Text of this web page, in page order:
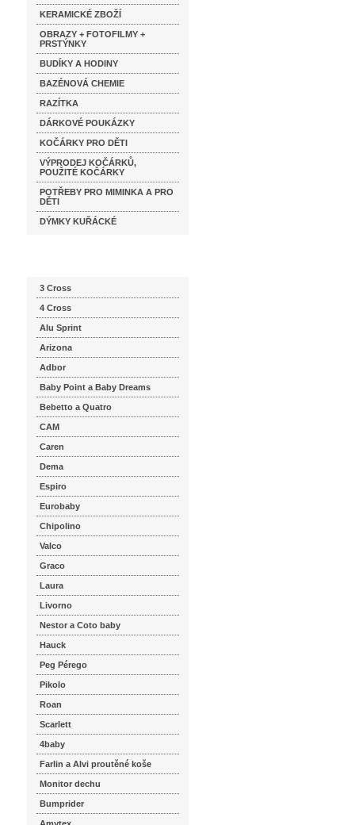
KERAMICKÉ ZBOŽÍ
OBRAZY + FOTOFILMY +
PRSTÝNKY
BUDÍKY A HODINY
BAZÉNOVÁ CHEMIE
RAZÍTKA
DÁRKOVÉ POUKÁZKY
KOČÁRKY PRO DĚTI
VÝPRODEJ KOČÁRKŮ,
POUŽITÉ KOČÁRKY
POTŘEBY PRO MIMINKA A PRO
DĚTI
DÝMKY KUŘÁCKÉ
3 Cross
4 Cross
Alu Sprint
Arizona
Adbor
Baby Point a Baby Dreams
Bebetto a Quatro
CAM
Caren
Dema
Espiro
Eurobaby
Chipolino
Valco
Graco
Laura
Livorno
Nestor a Coto baby
Hauck
Peg Pérego
Pikolo
Roan
Scarlett
4baby
Farlin a Alvi proutěné koše
Monitor dechu
Bumprider